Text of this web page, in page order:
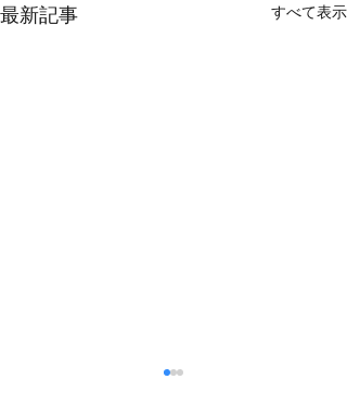
最新記事 すべて表示